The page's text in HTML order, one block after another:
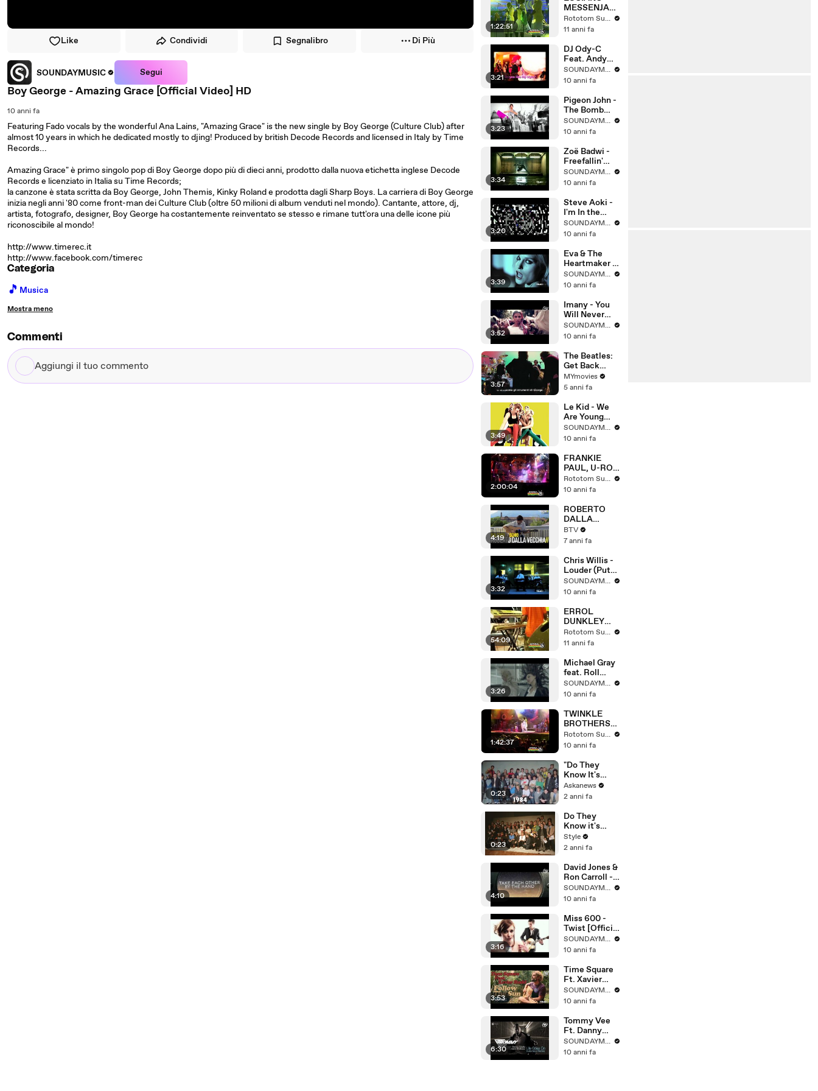
Like Condividi Segnalibro Di Più
SOUNDAYMUSIC Segui
Boy George - Amazing Grace [Official Video] HD
10 anni fa
Featuring Fado vocals by the wonderful Ana Lains, "Amazing Grace" is the new single by Boy George (Culture Club) after
almost 10 years in which he dedicated mostly to djing! Produced by british Decode Records and licensed in Italy by Time
Records...
Amazing Grace" è primo singolo pop di Boy George dopo più di dieci anni, prodotto dalla nuova etichetta inglese Decode
Records e licenziato in Italia su Time Records;
la canzone è stata scritta da Boy George, John Themis, Kinky Roland e prodotta dagli Sharp Boys. La carriera di Boy George
inizia negli anni '80 come front-man dei Culture Club (oltre 50 milioni di album venduti nel mondo). Cantante, attore, dj,
artista, fotografo, designer, Boy George ha costantemente reinventato se stesso e rimane tutt'ora una delle icone più
riconoscibile al mondo!
http://www.timerec.it
http://www.facebook.com/timerec
Categoria
🎵 Musica
Mostra meno
Commenti
Aggiungi
il
1:22:51
MESSENJAH
live @ Main
Stage 2008
Rototom Sunsplash
11 anni fa
3:21
DJ Ody-C
Feat. Andy
Pollo - Bien
Machin
Video] HD
SOUNDAYMUSIC
10 anni fa
3:23
Pigeon John -
The Bomb
[Official
Video] HD
SOUNDAYMUSIC
10 anni fa
3:34
Zoë Badwi -
Freefallin'
[Official
Video] HD
SOUNDAYMUSIC
10 anni fa
3:20
Steve Aoki -
I'm In the
House [[[Feat.
Zuperblahq]]]
Video] HD
SOUNDAYMUSIC
10 anni fa
3:39
Eva & The
Heartmaker -
Mr Tokyo SOUNDAYMUSIC
10 anni fa
3:52
Imany - You
Will Never
Know [Official
Video HD]
SOUNDAYMUSIC
10 anni fa
3:57
The Beatles:
Get Back
(Trailer
Italiano HD)
MYmovies
5 anni fa
3:49
Le Kid - We
Are Young
(Hookmaster
Club Mix)
SOUNDAYMUSIC
10 anni fa
2:00:04
FRANKIE
PAUL, U-ROY
& GREGORY
ISAACS ft
PARKS live @
Main Stage
2005
Rototom Sunsplash
10 anni fa
4:19
ROBERTO
DALLA
VECCHIA -
RIVER OF
(BalconyTV)
BTV
7 anni fa
3:32
Chris Willis -
Louder (Put
Your Hands
Up) [Official
SOUNDAYMUSIC
10 anni fa
54:09
ERROL
DUNKLEY
live @ Main
Stage 2008
Rototom Sunsplash
11 anni fa
3:26
Michael Gray
feat. Roll
Deep - Can't
Wait For The
[Official
Video HD]
SOUNDAYMUSIC
10 anni fa
1:42:37
TWINKLE
BROTHERS
live @ Main
Stage 2005
Rototom Sunsplash
10 anni fa
0:23
"Do They
Know It's
Christmas?
2024" a 40
dall'uscita
della hit
Askanews
2 anni fa
0:23
Do They
Know it's
Christmas?
dei Band Aid
anni: ecco
quando sarà la
reunion più
grande di
sempre
Style
2 anni fa
4:10
David Jones &
Ron Carroll -
You & Me
(Radio Edit)
Time Records
SOUNDAYMUSIC
10 anni fa
3:16
Miss 600 -
Twist [Official
Video HD]SOUNDAYMUSIC
10 anni fa
3:53
Time Square
Ft. Xavier
Rudd - Follow
The Sun
Disco Radio
Edit) - Official
Video HD
SOUNDAYMUSIC
10 anni fa
6:30
Tommy Vee
Ft. Danny
Losito &
Kareem
SOUNDAYMUSIC
10 anni fa